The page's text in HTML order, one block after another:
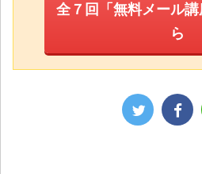
全７回「無料メール
ら